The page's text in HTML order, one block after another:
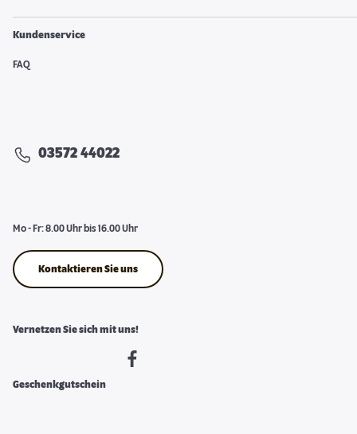
Kundenservice
FAQ
03572 44022
Mo - Fr: 8.00 Uhr bis 16.00 Uhr
Kontaktieren Sie uns
Vernetzen Sie sich mit uns!
Geschenkgutschein